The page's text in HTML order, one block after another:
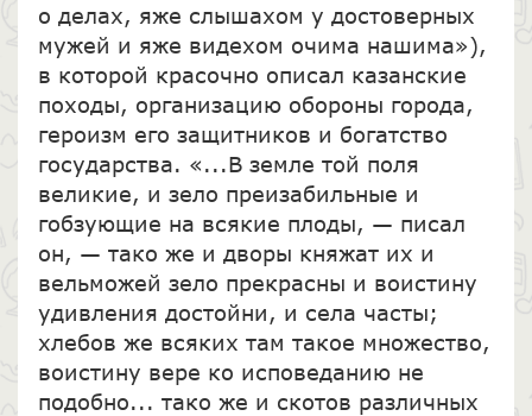
о делах, яже слышахом у достоверных
мужей и яже видехом очима нашима»),
в которой красочно описал казанские
походы, организацию обороны города,
героизм его защитников и богатство
государства. «...В земле той поля
великие, и зело преизабильные и
гобзующие на всякие плоды, — писал
он, — тако же и дворы княжат их и
вельможей зело прекрасны и воистину
удивления достойни, и села часты;
хлебов же всяких там такое множество,
воистину вере ко исповеданию не
подобно... тако же и скотов различных